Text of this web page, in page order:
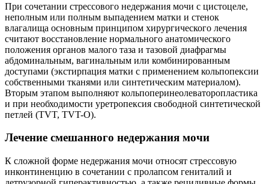
При сочетании стрессового недержания мочи с цистоцеле,
неполным или полным выпадением матки и стенок
влагалища основным принципом хирургического лечения
считают восстановление нормального анатомического
положения органов малого таза и тазовой диафрагмы
абдоминальным, вагинальным или комбинированным
доступами (экстирпация матки с применением кольпопексии
собственными тканями или синтетическим материалом).
Вторым этапом выполняют кольпоперинеолеваторопластика
и при необходимости уретропексия свободной синтетической
петлей (TVT, TVT-O).
Лечение смешанного недержания мочи
К сложной форме недержания мочи относят стрессовую
инконтиненцию в сочетании с пролапсом гениталий и